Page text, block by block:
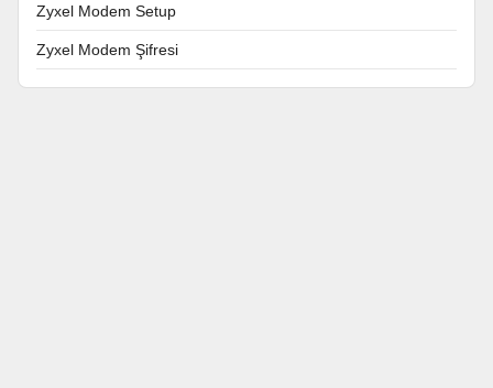
Zyxel Modem Setup
Zyxel Modem Şifresi